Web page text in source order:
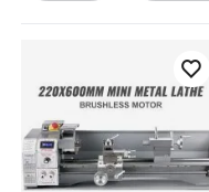
banco inclinabile
banco sega migliore